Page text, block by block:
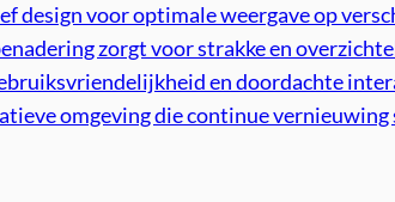
design voor optimale weergave op
zorgt voor strakke en
en doordachte
omgeving die continue